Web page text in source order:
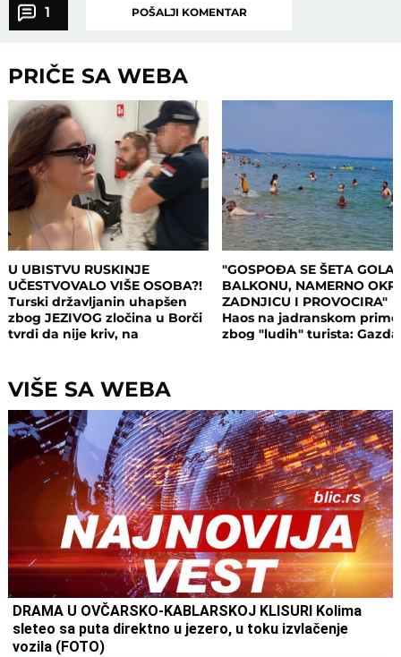
1 POŠALJI KOMENTAR
PRIČE SA WEBA
U UBISTVU RUSKINJE
UČESTVOVALO VIŠE OSOBA?!
Turski državljanin uhapšen
zbog JEZIVOG zločina u Borči
tvrdi da nije kriv, na
odnosu bili
"GOSPOĐA SE ŠETA GOLA
BALKONU, NAMERNO
ZADNJICU I PROVOCIRA"
Haos na jadranskom
zbog "ludih" turista:
VIŠE SA WEBA
DRAMA U OVČARSKO-KABLARSKOJ KLISURI Kolima
sleteo sa puta direktno u jezero, u toku izvlačenje
vozila (FOTO)